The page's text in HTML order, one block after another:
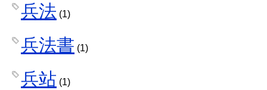
兵法 (1)
兵法書 (1)
兵站 (1)